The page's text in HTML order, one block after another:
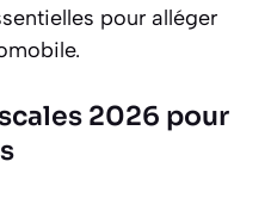
pour alléger
2026 pour